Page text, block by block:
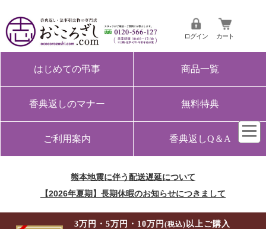
ログイン カート
はじめての弔事 商品一覧
香典返しのマナー 無料特典
ご利用案内 香典返しQ＆A
熊本地震に伴う配送遅延について
【2026年夏期】長期休暇のお知らせにつきまして
3万円・5万円・10万円(税込) 以上ご購入